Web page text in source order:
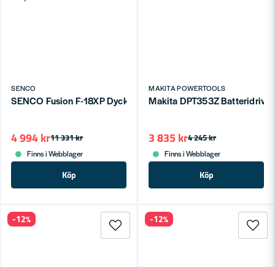
SENCO
SENCO Fusion F-18XP Dyckertpistol batteridriven 18V
11 331 kr
4 994 kr
Finns i Webblager
Köp
MAKITA POWERTOOLS
Makita DPT353Z
4 245 kr
3 835 kr
Finns i Webblager
Köp
-12% -12%